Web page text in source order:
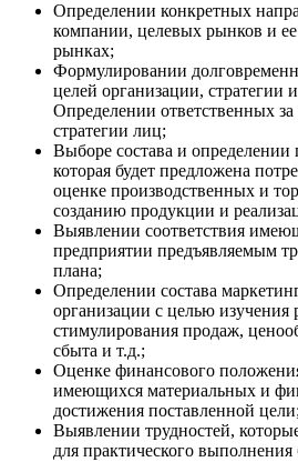
Определении конкретных
компании, целевых рынков и
рынках;
Формулировании
целей организации, стратегии
Определении ответственных
стратегии лиц;
Выборе состава и определении
которая будет предложена
оценке производственных и
созданию продукции и
Выявлении соответствия
предприятии предъявляемым
плана;
Определении состава
организации с целью
стимулирования продаж,
сбыта и т.д.;
Оценке финансового
имеющихся материальных и
достижения поставленной цели;
Выявлении трудностей,
для практического выполнения